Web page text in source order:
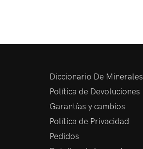
Diccionario De Minerales
Política de Devoluciones
Garantías y cambios
Política de Privacidad
Pedidos